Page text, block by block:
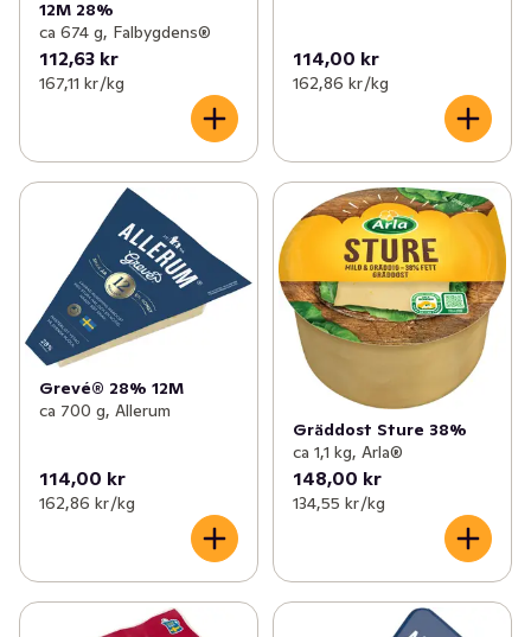
12M 28%
ca 674 g, Falbygdens®
112,63 kr
167,11 kr /kg
114,00 kr
162,86 kr /kg
Grevé® 28% 12M
ca 700 g, Allerum
114,00 kr
162,86 kr /kg
Gräddost Sture 38%
ca 1,1 kg, Arla®
148,00 kr
134,55 kr /kg